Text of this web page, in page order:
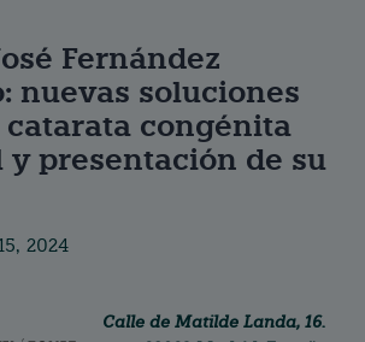
Fernández
nuevas soluciones
congénita
presentación de su
2024
Calle de Matilde Landa, 16.